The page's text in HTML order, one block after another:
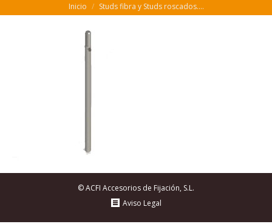
Inicio Studs fibra y Studs roscados.…
© ACFI Accesorios de Fijación, S.L.
Aviso Legal